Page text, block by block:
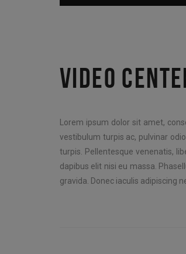
VIDEO
Lorem ipsum dolor sit amet,
vestibulum turpis ac, pulvinar
turpis. Pellentesque venenatis,
dapibus elit nisi eu massa.
gravida. Donec iaculis adipiscing